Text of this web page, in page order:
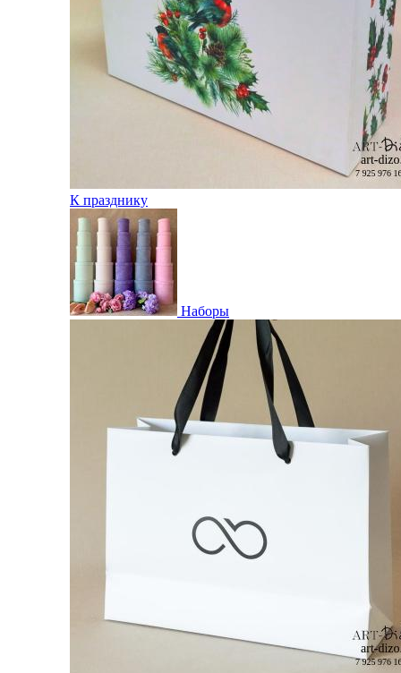
К празднику
Наборы